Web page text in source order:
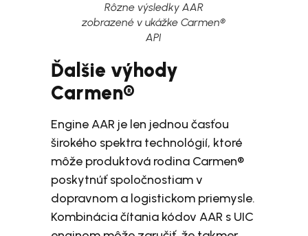
Rôzne výsledky AAR
zobrazené v ukážke Carmen®
API
Ďalšie výhody
Carmen®
Engine AAR je len jednou časťou
širokého spektra technológií, ktoré
môže produktová rodina Carmen®
poskytnúť spoločnostiam v
dopravnom a logistickom priemysle.
Kombinácia čítania kódov AAR s UIC